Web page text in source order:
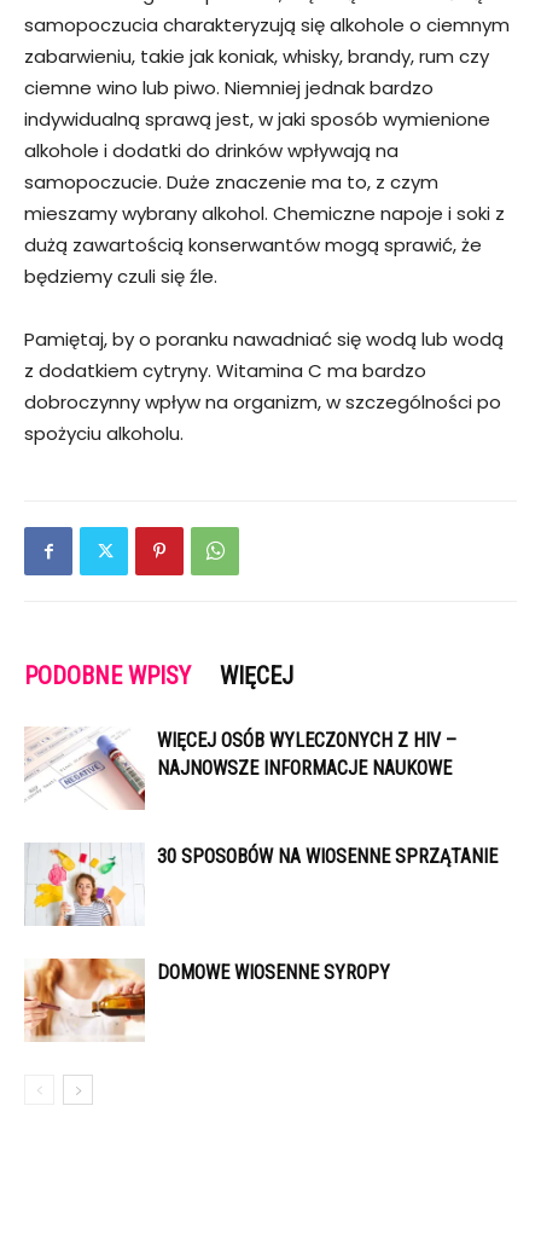
samopoczucia charakteryzują się alkohole o ciemnym
zabarwieniu, takie jak koniak, whisky, brandy, rum czy
ciemne wino lub piwo. Niemniej jednak bardzo
indywidualną sprawą jest, w jaki sposób wymienione
alkohole i dodatki do drinków wpływają na
samopoczucie. Duże znaczenie ma to, z czym
mieszamy wybrany alkohol. Chemiczne napoje i soki z
dużą zawartością konserwantów mogą sprawić, że
będziemy czuli się źle.
Pamiętaj, by o poranku nawadniać się wodą lub wodą
z dodatkiem cytryny. Witamina C ma bardzo
dobroczynny wpływ na organizm, w szczególności po
spożyciu alkoholu.
PODOBNE WPISY WIĘCEJ
WIĘCEJ OSÓB WYLECZONYCH Z HIV –
NAJNOWSZE INFORMACJE NAUKOWE
30 SPOSOBÓW NA WIOSENNE SPRZĄTANIE
DOMOWE WIOSENNE SYROPY